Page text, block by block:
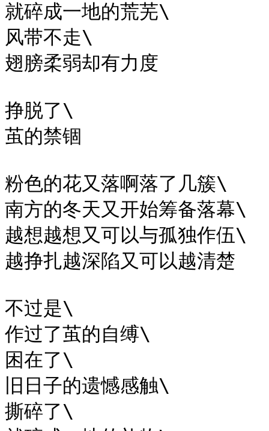
就碎成一地的荒芜\
风带不走\
翅膀柔弱却有力度
挣脱了\
茧的禁锢
粉色的花又落啊落了几簇\
南方的冬天又开始筹备落幕\
越想越想又可以与孤独作伍\
越挣扎越深陷又可以越清楚
不过是\
作过了茧的自缚\
困在了\
旧日子的遗憾感触\
撕碎了\